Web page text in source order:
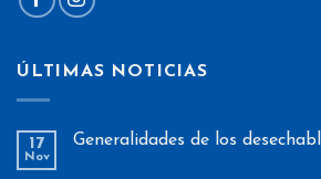
ÚLTIMAS NOTICIAS
17
Nov
Generalidades de los